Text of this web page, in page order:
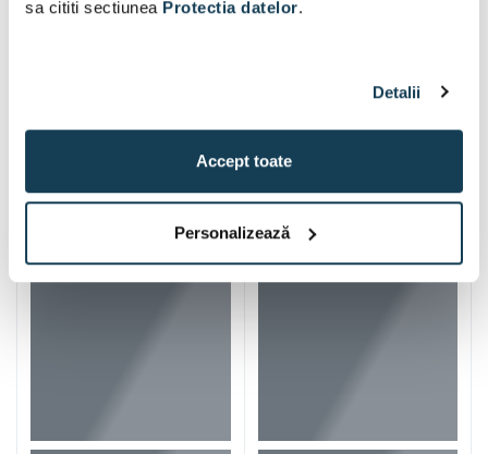
sa cititi sectiunea Protectia datelor.
Detalii
Accept toate
Personalizează
Iti mai recomandam si